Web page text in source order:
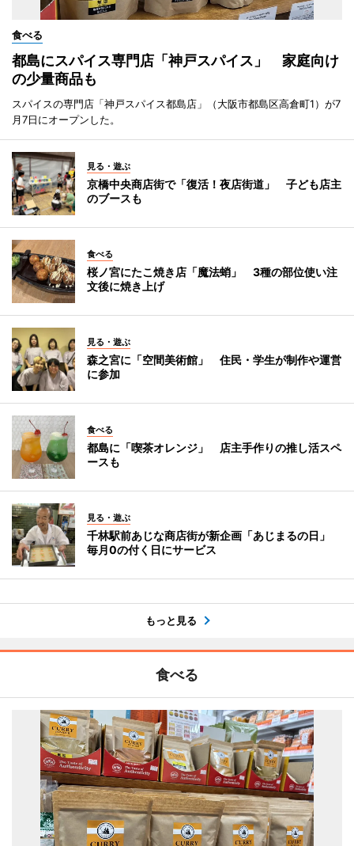
食べる
都島にスパイス専門店「神戸スパイス」 家庭向け
の少量商品も
スパイスの専門店「神戸スパイス都島店」（大阪市都島区高倉町1）が7
月7日にオープンした。
見る・遊ぶ
京橋中央商店街で「復活！夜店街道」 子ども店主
のブースも
食べる
桜ノ宮にたこ焼き店「魔法蛸」 3種の部位使い注
文後に焼き上げ
見る・遊ぶ
森之宮に「空間美術館」 住民・学生が制作や運営
に参加
食べる
都島に「喫茶オレンジ」 店主手作りの推し活スペ
ースも
見る・遊ぶ
千林駅前あじな商店街が新企画「あじまるの日」
毎月0の付く日にサービス
もっと見る
食べる